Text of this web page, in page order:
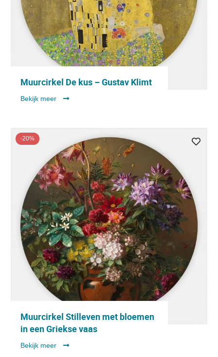
Muurcirkel De kus – Gustav Klimt
Bekijk meer
-20%
Muurcirkel Stilleven met bloemen
in een Griekse vaas
Bekijk meer